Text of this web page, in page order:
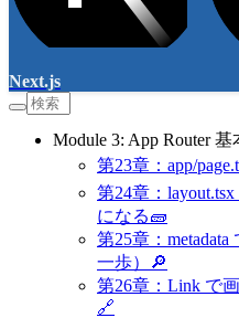
Next.js
Module 3: App Router 基
第23章：app/
第24章：
になる🧱
第25章：
一歩）🔎
第26章：Link で
🔗